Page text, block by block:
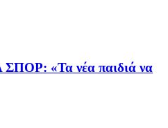
ΣΠΟΡ: «Τα νέα παιδιά να